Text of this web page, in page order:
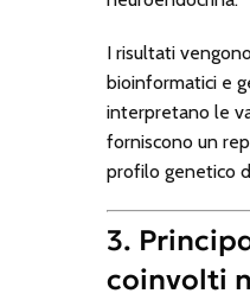
I risultati
bioinformatici e
interpretano le
forniscono un
profilo genetico
3.
coinvolti